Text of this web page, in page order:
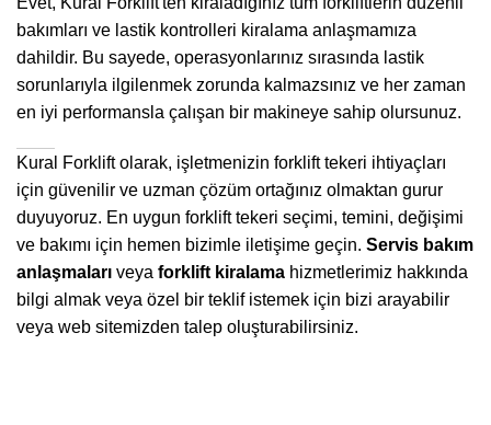
bakımları ve lastik kontrolleri kiralama anlaşmamıza
dahildir. Bu sayede, operasyonlarınız sırasında lastik
sorunlarıyla ilgilenmek zorunda kalmazsınız ve her zaman
en iyi performansla çalışan bir makineye sahip olursunuz.
Kural Forklift olarak, işletmenizin forklift tekeri ihtiyaçları
için güvenilir ve uzman çözüm ortağınız olmaktan gurur
duyuyoruz. En uygun forklift tekeri seçimi, temini, değişimi
ve bakımı için hemen bizimle iletişime geçin. Servis bakım
anlaşmaları veya forklift kiralama hizmetlerimiz hakkında
bilgi almak veya özel bir teklif istemek için bizi arayabilir
veya web sitemizden talep oluşturabilirsiniz.